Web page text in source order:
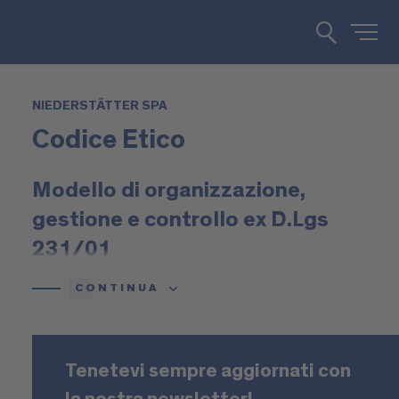
NIEDERSTÄTTER SPA
Codice Etico
Modello di organizzazione,
gestione e controllo ex D.Lgs
231/01
Indice
CONTINUA
Tenetevi sempre aggiornati con